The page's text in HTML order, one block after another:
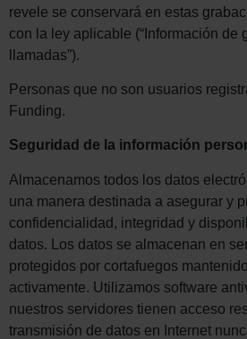
revele se conservará en estas
con la ley aplicable (“Información de
llamadas”).
Personas que no son usuarios
Funding.
Seguridad de la información
Almacenamos todos los datos
una manera destinada a asegurar y
confidencialidad, integridad y
datos. Los datos se almacenan en
protegidos por cortafuegos
activamente. Utilizamos software
nuestros servidores tienen acceso
transmisión de datos en Internet